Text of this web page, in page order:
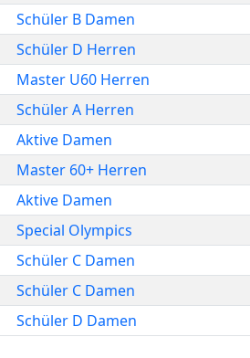
Schüler B Damen
Schüler D Herren
Master U60 Herren
Schüler A Herren
Aktive Damen
Master 60+ Herren
Aktive Damen
Special Olympics
Schüler C Damen
Schüler C Damen
Schüler D Damen